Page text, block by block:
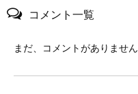
コメント一覧
まだ、コメントがありません